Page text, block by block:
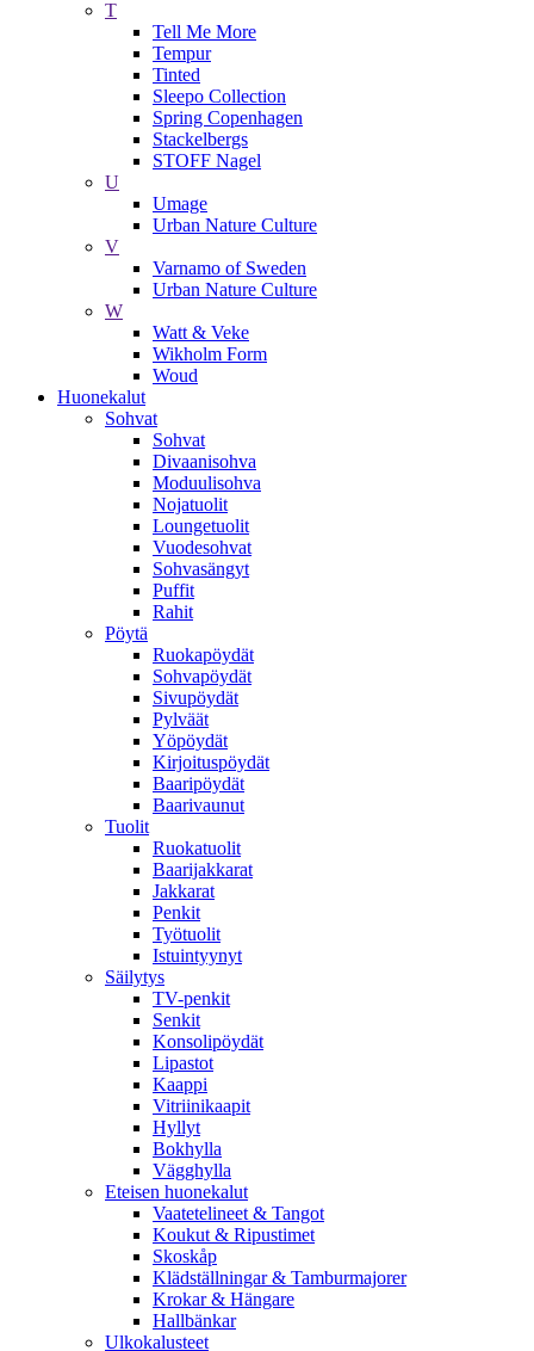
T
Tell Me More
Tempur
Tinted
Sleepo Collection
Spring Copenhagen
Stackelbergs
STOFF Nagel
U
Umage
Urban Nature Culture
V
Varnamo of Sweden
Urban Nature Culture
W
Watt & Veke
Wikholm Form
Woud
Huonekalut
Sohvat
Sohvat
Divaanisohva
Moduulisohva
Nojatuolit
Loungetuolit
Vuodesohvat
Sohvasängyt
Puffit
Rahit
Pöytä
Ruokapöydät
Sohvapöydät
Sivupöydät
Pylväät
Yöpöydät
Kirjoituspöydät
Baaripöydät
Baarivaunut
Tuolit
Ruokatuolit
Baarijakkarat
Jakkarat
Penkit
Työtuolit
Istuintyynyt
Säilytys
TV-penkit
Senkit
Konsolipöydät
Lipastot
Kaappi
Vitriinikaapit
Hyllyt
Bokhylla
Vägghylla
Eteisen huonekalut
Vaatetelineet & Tangot
Koukut & Ripustimet
Skoskåp
Klädställningar & Tamburmajorer
Krokar & Hängare
Hallbänkar
Ulkokalusteet